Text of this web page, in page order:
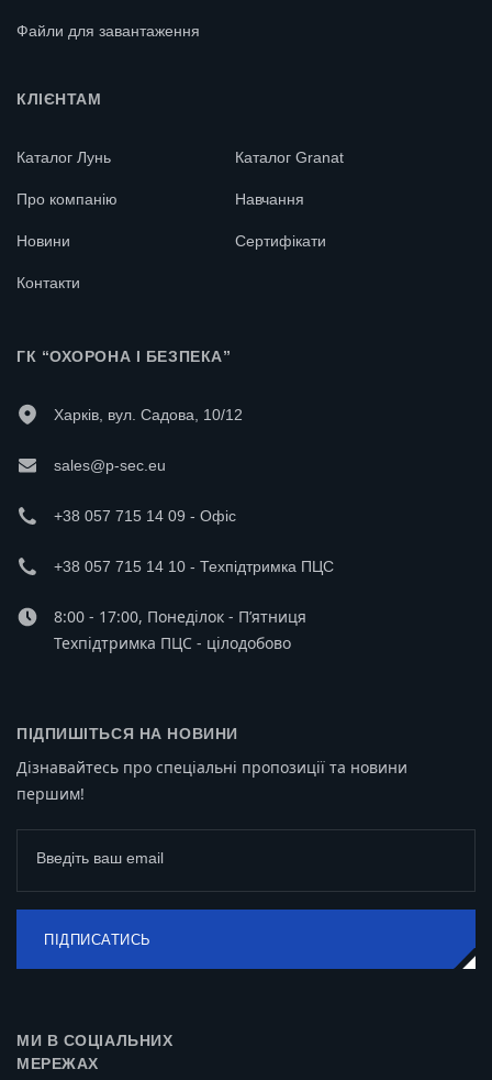
Файли для завантаження
КЛІЄНТАМ
Каталог Лунь Каталог Granat
Про компанію Навчання
Новини Сертифікати
Контакти
ГК “ОХОРОНА І БЕЗПЕКА”
Харків, вул. Садова, 10/12
sales@p-sec.eu
+38 057 715 14 09 - Офіс
+38 057 715 14 10 - Техпідтримка ПЦС
8:00 - 17:00, Понеділок - П’ятниця
Техпідтримка ПЦС - цілодобово
ПІДПИШІТЬСЯ НА НОВИНИ
Дізнавайтесь про спеціальні пропозиції та новини
першим!
Введіть ваш email
ПІДПИСАТИСЬ
МИ В СОЦІАЛЬНИХ
МЕРЕЖАХ